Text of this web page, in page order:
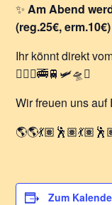
✨Am Abend
(reg.25€,
Ihr könnt direkt
🚴🏿‍♂️🚎🚆🛩️🛸⛵
Wir freuen uns
Zum